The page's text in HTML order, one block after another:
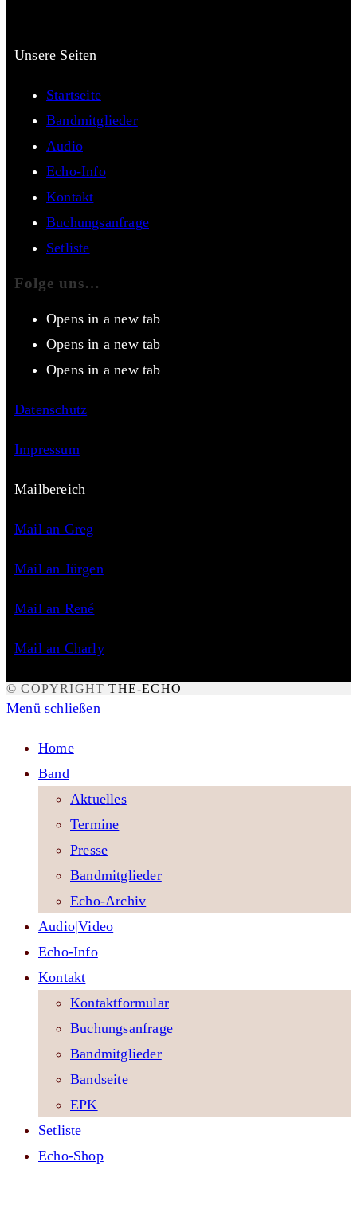
Unsere Seiten
Startseite
Bandmitglieder
Audio
Echo-Info
Kontakt
Buchungsanfrage
Setliste
Folge uns…
Opens in a new tab
Opens in a new tab
Opens in a new tab
Datenschutz
Impressum
Mailbereich
Mail an Greg
Mail an Jürgen
Mail an René
Mail an Charly
© COPYRIGHTTHE-ECHO
Menü schließen
Home
Band
Aktuelles
Termine
Presse
Bandmitglieder
Echo-Archiv
Audio|Video
Echo-Info
Kontakt
Kontaktformular
Buchungsanfrage
Bandmitglieder
Bandseite
EPK
Setliste
Echo-Shop